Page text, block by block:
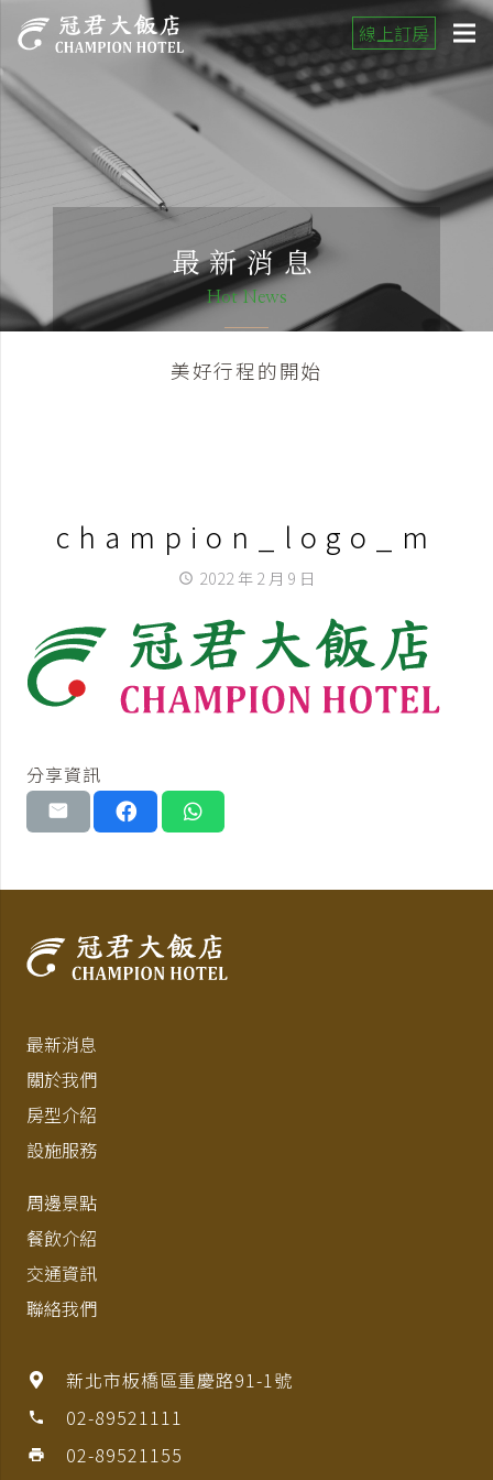
線上訂房
最新消息
Hot News
美好行程的開始
champion_logo_m
access_time 2022 年 2 月 9 日
分享資訊
最新消息
關於我們
房型介紹
設施服務
周邊景點
餐飲介紹
交通資訊
聯絡我們
新北市板橋區重慶路91-1號
phone 02-89521111
print 02-89521155